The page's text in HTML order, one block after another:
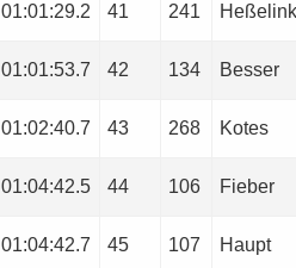
01:01:29.2 41 241
01:01:53.7 42 134 Besser
01:02:40.7 43 268 Kotes
01:04:42.5 44 106 Fieber
01:04:42.7 45 107 Haupt